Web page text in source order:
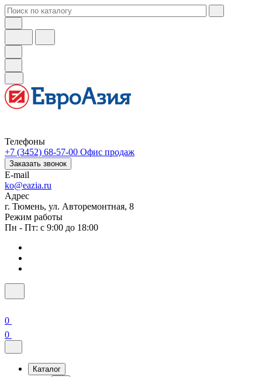
Телефоны
+7 (3452) 68-57-00 Офис продаж
Заказать звонок
E-mail
ko@eazia.ru
Адрес
г. Тюмень, ул. Авторемонтная, 8
Режим работы
Пн - Пт: с 9:00 до 18:00
0
0
Каталог